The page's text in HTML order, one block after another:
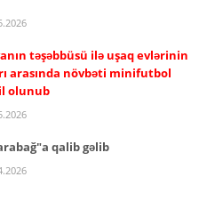
təşəbbüsü ilə uşaq evlərinin
arasında növbəti minifutbol
olunub
qalib gəlib